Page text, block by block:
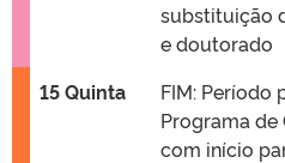
substituição
e doutorado
15 Quinta
FIM: Período
Programa de
com início